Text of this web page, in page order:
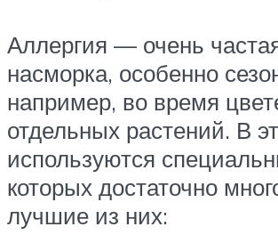
Аллергия — очень
насморка, особенно
например, во время
отдельных растений. В
используются
которых достаточно
лучшие из них: